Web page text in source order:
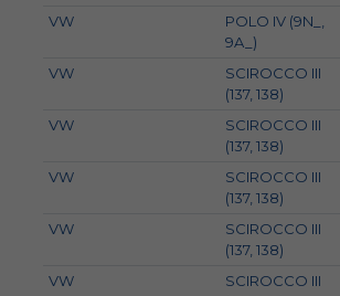
VW
POLO IV (9N_,
9A_)
VW
SCIROCCO III
(137, 138)
VW
SCIROCCO III
(137, 138)
VW
SCIROCCO III
(137, 138)
VW
SCIROCCO III
(137, 138)
VW
SCIROCCO III